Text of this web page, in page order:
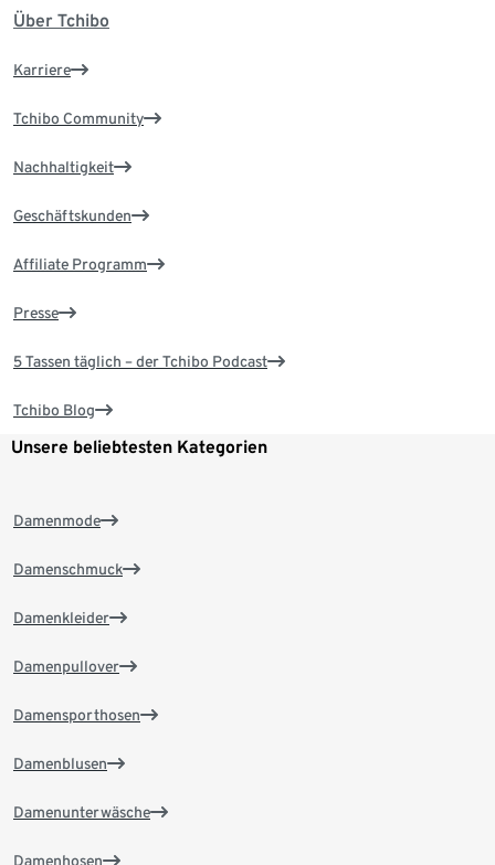
Über Tchibo
Karriere
Tchibo Community
Nachhaltigkeit
Geschäftskunden
Affiliate Programm
Presse
5 Tassen täglich – der Tchibo Podcast
Tchibo Blog
Unsere beliebtesten Kategorien
Damenmode
Damenschmuck
Damenkleider
Damenpullover
Damensporthosen
Damenblusen
Damenunterwäsche
Damenhosen